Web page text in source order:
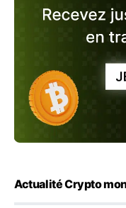
Actualité Crypto